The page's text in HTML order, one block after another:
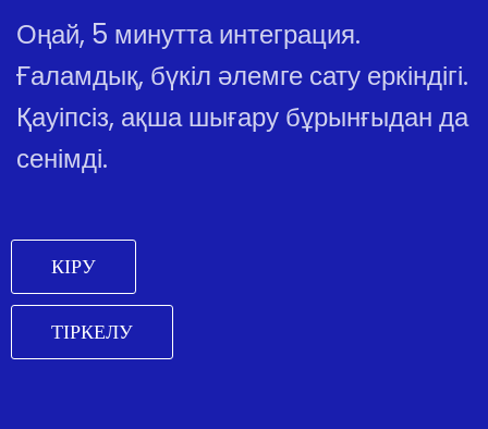
Оңай, 5 минутта интеграция.
Ғаламдық, бүкіл әлемге сату еркіндігі.
Қауіпсіз, ақша шығару бұрынғыдан да
сенімді.
КІРУ
ТІРКЕЛУ